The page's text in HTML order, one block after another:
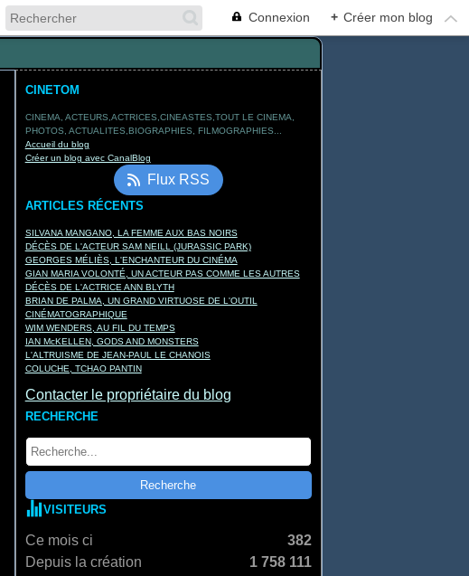
Connexion + Créer mon blog
CINETOM
CINEMA, ACTEURS,ACTRICES,CINEASTES,TOUT LE CINEMA,
PHOTOS, ACTUALITES,BIOGRAPHIES, FILMOGRAPHIES...
Accueil du blog
Créer un blog avec CanalBlog
Flux RSS
ARTICLES RÉCENTS
SILVANA MANGANO, LA FEMME AUX BAS NOIRS
DÉCÈS DE L'ACTEUR SAM NEILL (JURASSIC PARK)
GEORGES MÉLIÈS, L'ENCHANTEUR DU CINÉMA
GIAN MARIA VOLONTÉ, UN ACTEUR PAS COMME LES AUTRES
DÉCÈS DE L'ACTRICE ANN BLYTH
BRIAN DE PALMA, UN GRAND VIRTUOSE DE L'OUTIL
CINÉMATOGRAPHIQUE
WIM WENDERS, AU FIL DU TEMPS
IAN McKELLEN, GODS AND MONSTERS
L'ALTRUISME DE JEAN-PAUL LE CHANOIS
COLUCHE, TCHAO PANTIN
Contacter le propriétaire du blog
RECHERCHE
VISITEURS
Ce mois ci
382
Depuis la création
1 758 111